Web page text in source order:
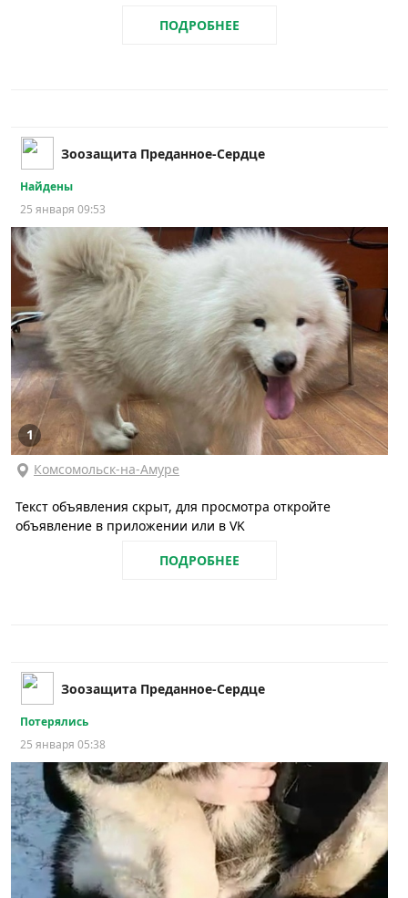
ПОДРОБНЕЕ
Зоозащита Преданное-Сердце
Найдены
25 января 09:53
1
Комсомольск-на-Амуре
Текст объявления скрыт, для просмотра откройте
объявление в приложении или в VK
ПОДРОБНЕЕ
Зоозащита Преданное-Сердце
Потерялись
25 января 05:38